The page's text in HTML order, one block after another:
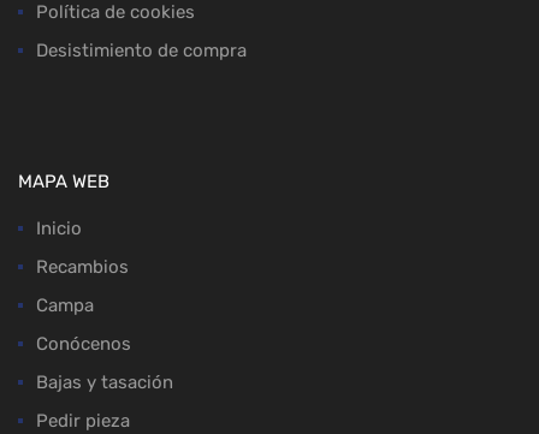
Política de cookies
Desistimiento de compra
MAPA WEB
Inicio
Recambios
Campa
Conócenos
Bajas y tasación
Pedir pieza